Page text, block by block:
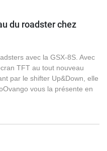
du roadster chez
avec la GSX-8S. Avec
TFT au tout nouveau
par le shifter Up&Down, elle
vous la présente en